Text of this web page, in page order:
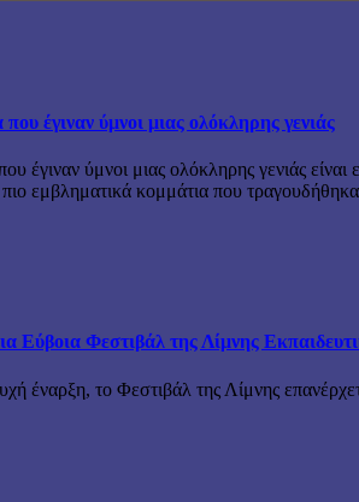
έγιναν ύμνοι μιας ολόκληρης γενιάς
έγιναν ύμνοι μιας ολόκληρης γενιάς
εμβληματικά κομμάτια που
Εύβοια Φεστιβάλ της Λίμνης
έναρξη, το Φεστιβάλ της Λίμνης